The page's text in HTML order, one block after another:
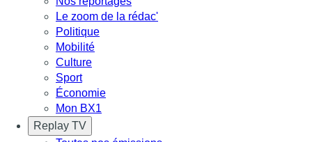
Le zoom de la rédac'
Politique
Mobilité
Culture
Sport
Économie
Mon BX1
Replay TV